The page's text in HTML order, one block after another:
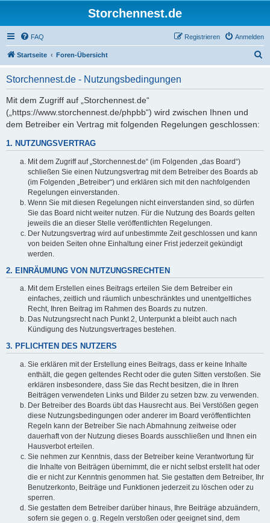
Storchennest.de
FAQ Anmelden
Registrieren
Startseite Foren-Übersicht
Storchennest.de - Nutzungsbedingungen
Mit dem Zugriff auf „Storchennest.de“
(„https://www.storchennest.de/phpbb“) wird zwischen Ihnen und
dem Betreiber ein Vertrag mit folgenden Regelungen geschlossen:
1. NUTZUNGSVERTRAG
Mit dem Zugriff auf „Storchennest.de“ (im Folgenden „das Board“)
schließen Sie einen Nutzungsvertrag mit dem Betreiber des Boards ab
(im Folgenden „Betreiber“) und erklären sich mit den nachfolgenden
Regelungen einverstanden.
Wenn Sie mit diesen Regelungen nicht einverstanden sind, so dürfen
Sie das Board nicht weiter nutzen. Für die Nutzung des Boards gelten
jeweils die an dieser Stelle veröffentlichten Regelungen.
Der Nutzungsvertrag wird auf unbestimmte Zeit geschlossen und kann
von beiden Seiten ohne Einhaltung einer Frist jederzeit gekündigt
werden.
2. EINRÄUMUNG VON NUTZUNGSRECHTEN
Mit dem Erstellen eines Beitrags erteilen Sie dem Betreiber ein
einfaches, zeitlich und räumlich unbeschränktes und unentgeltliches
Recht, Ihren Beitrag im Rahmen des Boards zu nutzen.
Das Nutzungsrecht nach Punkt 2, Unterpunkt a bleibt auch nach
Kündigung des Nutzungsvertrages bestehen.
3. PFLICHTEN DES NUTZERS
Sie erklären mit der Erstellung eines Beitrags, dass er keine Inhalte
enthält, die gegen geltendes Recht oder die guten Sitten verstoßen. Sie
erklären insbesondere, dass Sie das Recht besitzen, die in Ihren
Beiträgen verwendeten Links und Bilder zu setzen bzw. zu verwenden.
Der Betreiber des Boards übt das Hausrecht aus. Bei Verstößen gegen
diese Nutzungsbedingungen oder anderer im Board veröffentlichten
Regeln kann der Betreiber Sie nach Abmahnung zeitweise oder
dauerhaft von der Nutzung dieses Boards ausschließen und Ihnen ein
Hausverbot erteilen.
Sie nehmen zur Kenntnis, dass der Betreiber keine Verantwortung für
die Inhalte von Beiträgen übernimmt, die er nicht selbst erstellt hat oder
die er nicht zur Kenntnis genommen hat. Sie gestatten dem Betreiber, Ihr
Benutzerkonto, Beiträge und Funktionen jederzeit zu löschen oder zu
sperren.
Sie gestatten dem Betreiber darüber hinaus, Ihre Beiträge abzuändern,
sofern sie gegen o. g. Regeln verstoßen oder geeignet sind, dem